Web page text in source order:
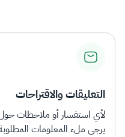
التعليقات والاقتراحات
لأي استفسار أو ملاحظات
يرجى ملء المعلومات